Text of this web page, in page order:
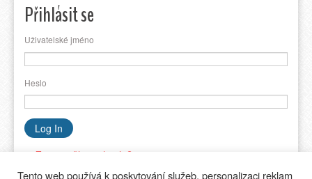
Přihlásit se
Uživatelské jméno
Heslo
Zapomněli jste heslo?
Tento web používá k poskytování služeb, personalizaci reklam